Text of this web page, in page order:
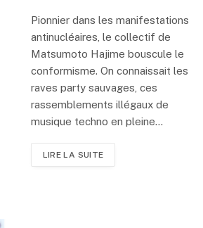
Pionnier dans les manifestations
antinucléaires, le collectif de
Matsumoto Hajime bouscule le
conformisme. On connaissait les
raves party sauvages, ces
rassemblements illégaux de
musique techno en pleine...
LIRE LA SUITE